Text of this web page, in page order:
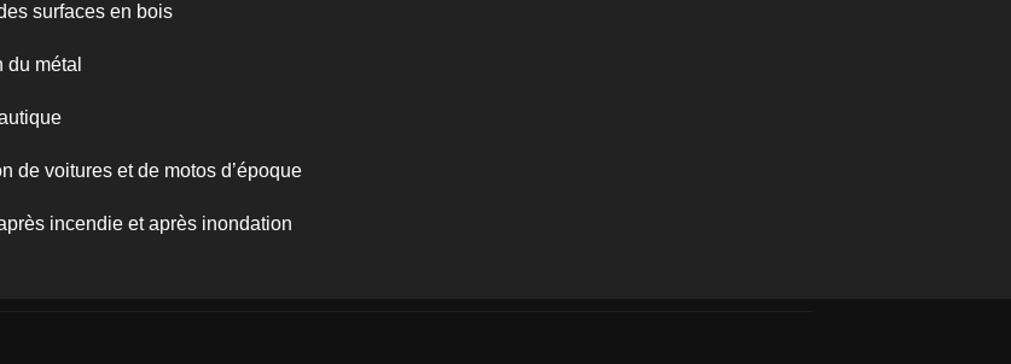
surfaces en bois
du métal
de voitures et de motos d’époque
incendie et après inondation